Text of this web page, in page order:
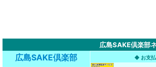
広島SAKE倶楽部
広島SAKE倶楽部 ◆ お支払